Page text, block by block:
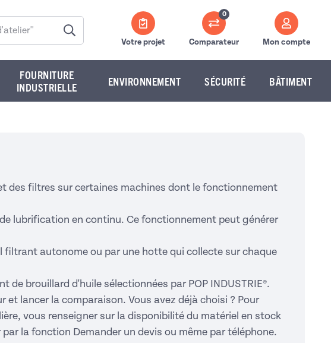
Votre projet
0
Comparateur Mon compte
FOURNITURE
INDUSTRIELLE
ENVIRONNEMENT SÉCURITÉ BÂTIMENT
des filtres sur certaines machines dont le fonctionnement
lubrification en continu. Ce fonctionnement peut générer
filtrant autonome ou par une hotte qui collecte sur chaque
brouillard d'huile sélectionnées par POP INDUSTRIE®.
lancer la comparaison. Vous avez déjà choisi ? Pour
vous renseigner sur la disponibilité du matériel en stock
la fonction Demander un devis ou même par téléphone.